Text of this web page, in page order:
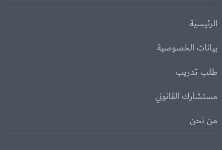
الرئيسية
بيانات الخصوصية
طلب تدريب
مستشارك القانوني
من نحن